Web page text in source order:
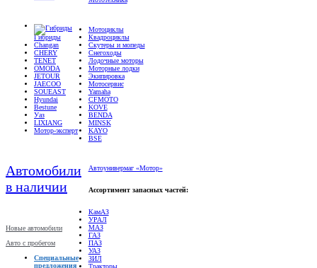
Гибриды
Changan
CHERY
TENET
OMODA
JETOUR
JAECOO
SOUEAST
Hyundai
Bestune
Уаз
LIXIANG
Мотор-эксперт
в наличии
Авто с пробегом
Специальные
предложения
Квадроциклы
Скутеры и мопеды
Снегоходы
Лодочные моторы
Моторные лодки
Экипировка
Мотосервис
Yamaha
CFMOTO
KOVE
BENDA
MINSK
KAYO
BSE
УРАЛ
МАЗ
ГАЗ
ПАЗ
УАЗ
ЗИЛ
Тракторы
Импортные грузовики и полуприцепы